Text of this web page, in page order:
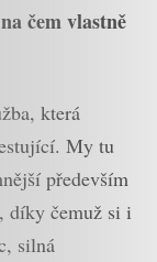
čem vlastně
která
My tu
především
díky čemuž si i
silná